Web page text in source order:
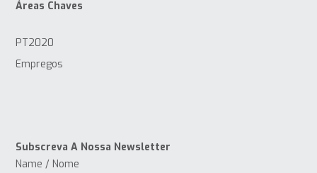
Áreas Chaves
PT2020
Empregos
Subscreva A Nossa Newsletter
Name / Nome